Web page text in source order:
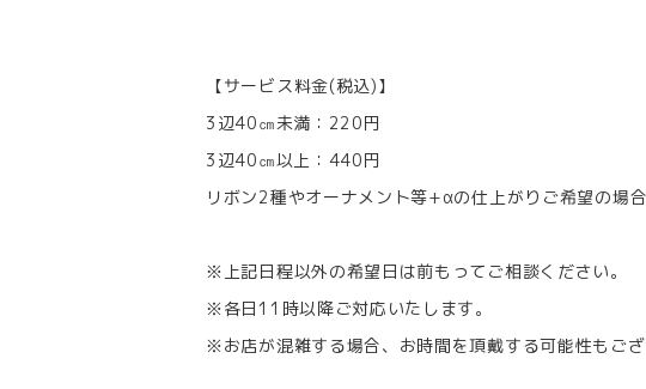
【サービス料金(税込)】
3辺40㎝未満：220円
3辺40㎝以上：440円
リボン2種やオーナメント等+αの仕上がりご希望の場
※上記日程以外の希望日は前もってご相談ください。
※各日11時以降ご対応いたします。
※お店が混雑する場合、お時間を頂戴する可能性もご